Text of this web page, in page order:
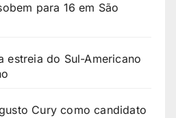
para 16 em São
estreia do Sul-Americano
Cury como candidato